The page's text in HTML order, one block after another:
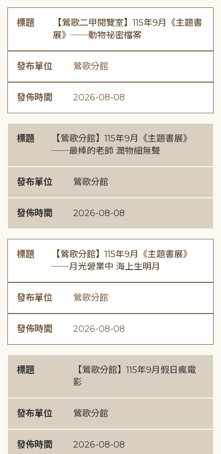
標題
【鶯歌二甲閱覽室】115年9月《主題書
展》──動物祕密檔案
發布單位 鶯歌分館
發佈時間 2026-08-08
標題
【鶯歌分館】115年9月《主題書展》
──最棒的老師 潤物細無聲
發布單位 鶯歌分館
發佈時間 2026-08-08
標題
【鶯歌分館】115年9月《主題書展》
──月光營業中 海上生明月
發布單位 鶯歌分館
發佈時間 2026-08-08
標題
【鶯歌分館】115年9月假日瘋電
影
發布單位 鶯歌分館
發佈時間 2026-08-08